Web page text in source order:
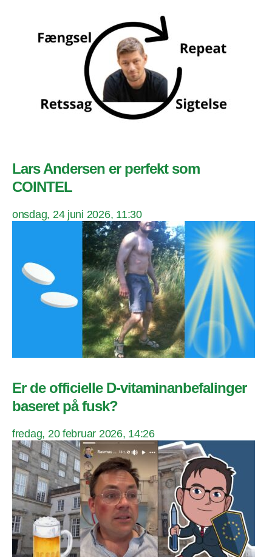
Lars Andersen er perfekt som
COINTEL
onsdag, 24 juni 2026, 11:30
Er de officielle D-vitaminanbefalinger
baseret på fusk?
fredag, 20 februar 2026, 14:26